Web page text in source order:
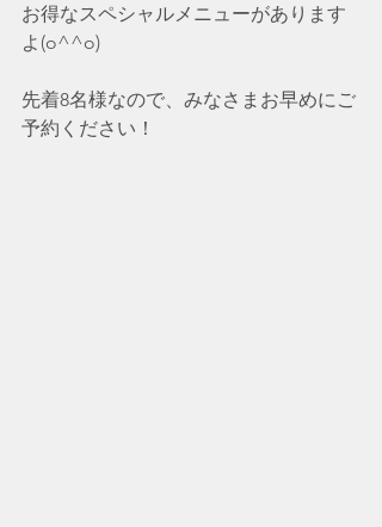
お得なスペシャルメニューがあります
よ(o^^o)
先着8名様なので、みなさまお早めにご
予約ください！